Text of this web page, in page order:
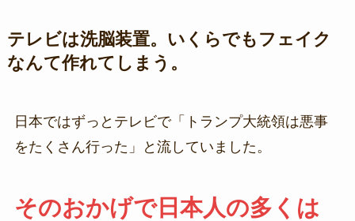
テレビは洗脳装置。いくらでもフェイク
なんて作れてしまう。
日本ではずっとテレビで「トランプ大統領は悪事
をたくさん行った」と流していました。
そのおかげで日本人の多くは